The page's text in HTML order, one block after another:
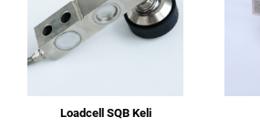
Loadcell SQB Keli